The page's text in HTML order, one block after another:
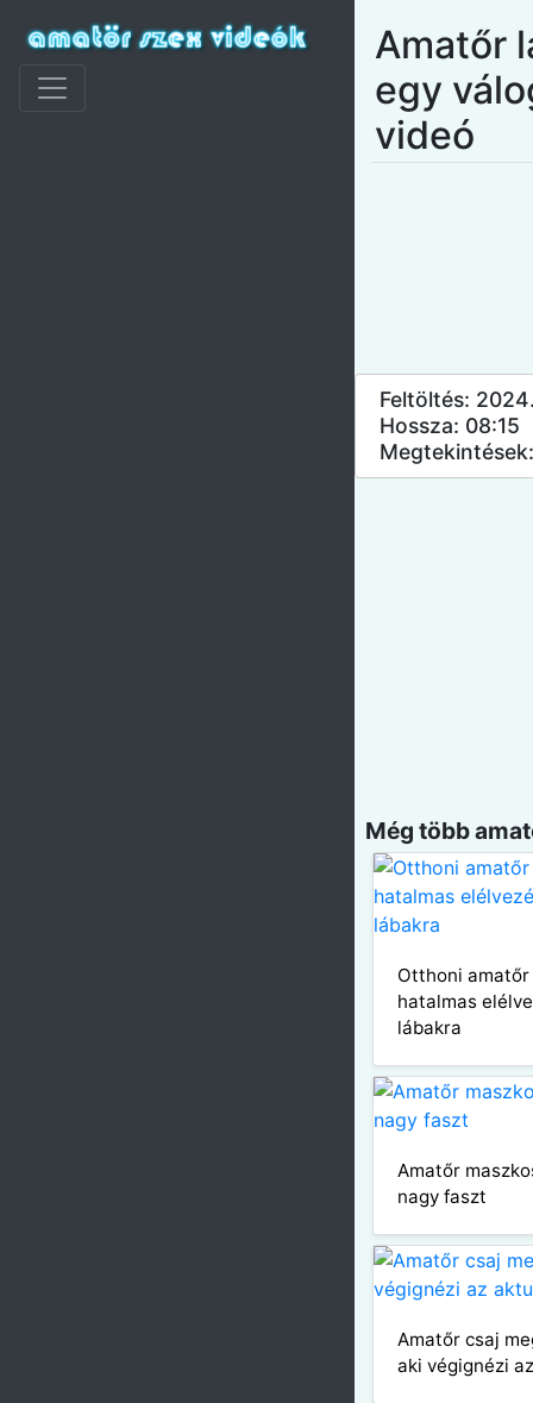
Amatőr
egy
videó
Feltöltés:
Hossza: 08:15
Még több
Otthoni
hatalmas
lábakra
Amatőr
nagy faszt
Amatőr csaj
aki végignézi